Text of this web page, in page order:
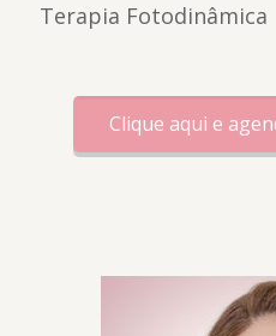
Terapia Fotodinâmica
Clique aqui e